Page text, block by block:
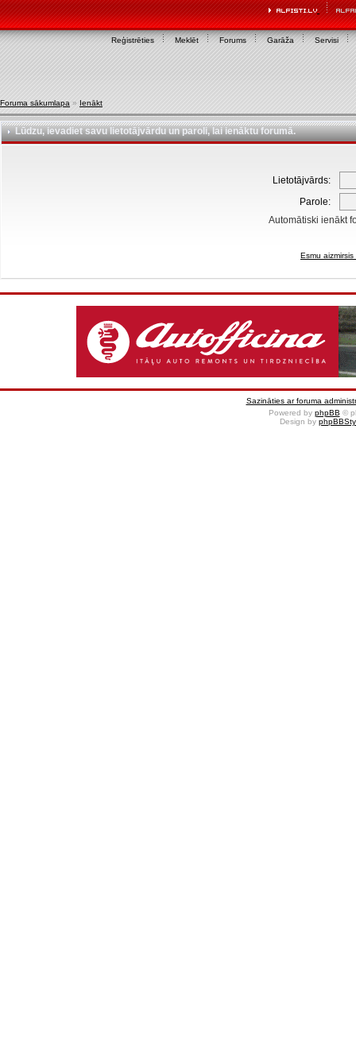
Reģistrēties Meklēt Forums Garāža Servisi
Foruma sākumlapa » Ienākt
Lūdzu, ievadiet savu lietotājvārdu un paroli, lai ienāktu forumā.
Lietotājvārds:
Parole:
Automātiski ienākt
Esmu
Sazināties ar foruma
Powered by phpBB ©
Design by